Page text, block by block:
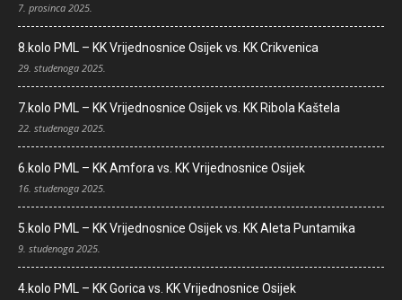
7. prosinca 2025.
8.kolo PML – KK Vrijednosnice Osijek vs. KK Crikvenica
29. studenoga 2025.
7.kolo PML – KK Vrijednosnice Osijek vs. KK Ribola Kaštela
22. studenoga 2025.
6.kolo PML – KK Amfora vs. KK Vrijednosnice Osijek
16. studenoga 2025.
5.kolo PML – KK Vrijednosnice Osijek vs. KK Aleta Puntamika
9. studenoga 2025.
4.kolo PML – KK Gorica vs. KK Vrijednosnice Osijek